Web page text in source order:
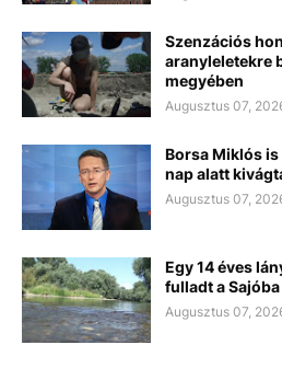
Szenzációs
aranyleletekre
megyében
Augusztus 07,
Borsa Miklós
nap alatt
Augusztus 07,
Egy 14 éves
fulladt a Sajóba
Augusztus 07,